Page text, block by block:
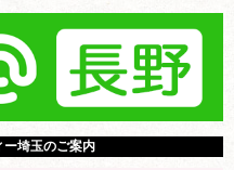
ー埼玉のご案内